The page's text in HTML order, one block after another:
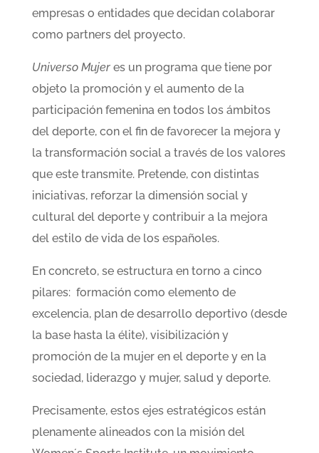
empresas o entidades que decidan colaborar
como partners del proyecto.
Universo Mujeres un programa que tiene por
objeto la promoción y el aumento de la
participación femenina en todos los ámbitos
del deporte, con el fin de favorecer la mejora y
la transformación social a través de los valores
que este transmite. Pretende, con distintas
iniciativas, reforzar la dimensión social y
cultural del deporte y contribuir a la mejora
del estilo de vida de los españoles.
En concreto, se estructura en torno a cinco
pilares: formación como elemento de
excelencia, plan de desarrollo deportivo (desde
la base hasta la élite), visibilización y
promoción de la mujer en el deporte y en la
sociedad, liderazgo y mujer, salud y deporte.
Precisamente, estos ejes estratégicos están
plenamente alineados con la misión del